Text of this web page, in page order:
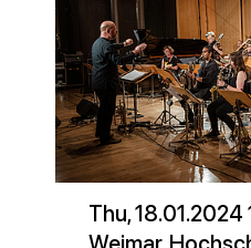
Thu, 18.01.2024